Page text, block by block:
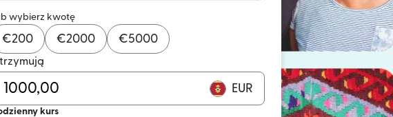
wybierz kwotę
€200 €2000 €5000
EUR
kurs